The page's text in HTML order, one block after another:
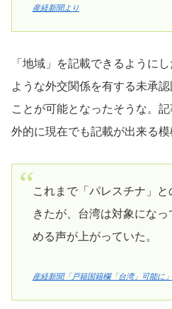
産経新聞より
「地域」を記載できるように
ような外交関係を有する未承
ことが可能となったそうな。
外的に現在でも記載が出来る模
これまで「パレスチナ」
きたが、台湾は対象にな
める声が上がっていた。
産経新聞「戸籍国籍欄「台湾」可能に